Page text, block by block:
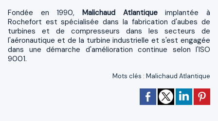
Fondée en 1990, Malichaud Atlantiqueimplantée à
Rochefort est spécialisée dans la fabrication d'aubes de
turbines et de compresseurs dans les secteurs de
l'aéronautique et de la turbine industrielle et s'est engagée
dans une démarche d'amélioration continue selon l'ISO
9001.
Mots clés : Malichaud Atlantique